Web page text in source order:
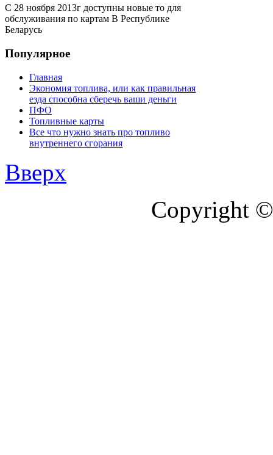
С 28 ноября 2013г доступны новые то для
обслуживания по картам В Республике
Беларусь
Популярное
Главная
Экономия топлива, или как правильная
езда способна сберечь ваши деньги
ПФО
Топливные карты
Все что нужно знать про топливо
внутреннего сгорания
Вверх
Copyright